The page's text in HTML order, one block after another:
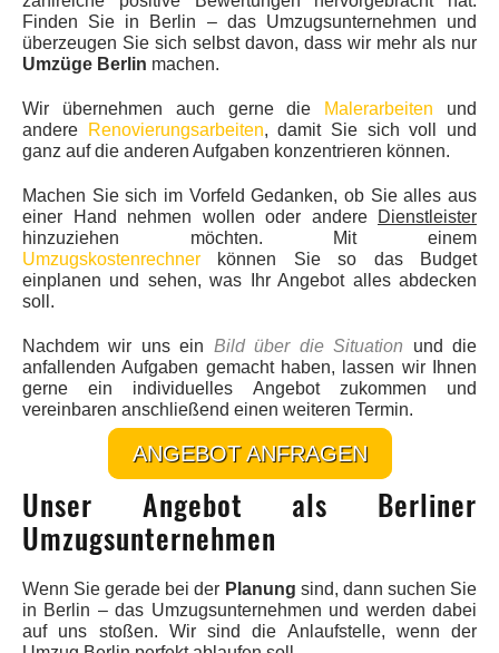
Finden Sie in Berlin – das Umzugsunternehmen und
überzeugen Sie sich selbst davon, dass wir mehr als nur
Umzüge Berlin machen.
Wir übernehmen auch gerne die Malerarbeiten
und
andere
Renovierungsarbeiten, damit Sie sich voll und
ganz auf die anderen Aufgaben konzentrieren können.
Machen Sie sich im Vorfeld Gedanken, ob Sie alles aus
einer Hand nehmen wollen oder andere
Dienstleister
hinzuziehen möchten. Mit einem
Umzugskostenrechner
können Sie so das Budget
einplanen und sehen, was Ihr Angebot alles abdecken
soll.
Nachdem wir uns ein Bild über die Situation und die
anfallenden Aufgaben gemacht haben, lassen wir Ihnen
gerne ein individuelles Angebot zukommen und
vereinbaren anschließend einen weiteren Termin.
ANGEBOT ANFRAGEN
Unser Angebot als Berliner
Umzugsunternehmen
Wenn Sie gerade bei der Planung sind, dann suchen Sie
in Berlin – das Umzugsunternehmen und werden dabei
auf uns stoßen. Wir sind die Anlaufstelle, wenn der